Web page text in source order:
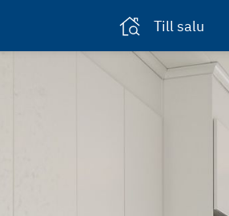
Till salu